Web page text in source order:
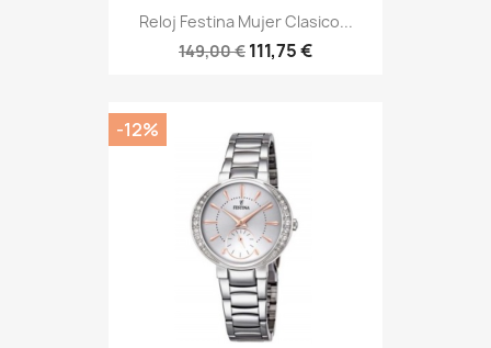
Reloj Festina Mujer Clasico...
149,00 € 111,75 €
-12%